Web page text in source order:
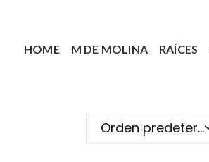
HOME M DE MOLINA RAÍCES
Orden predeterminado